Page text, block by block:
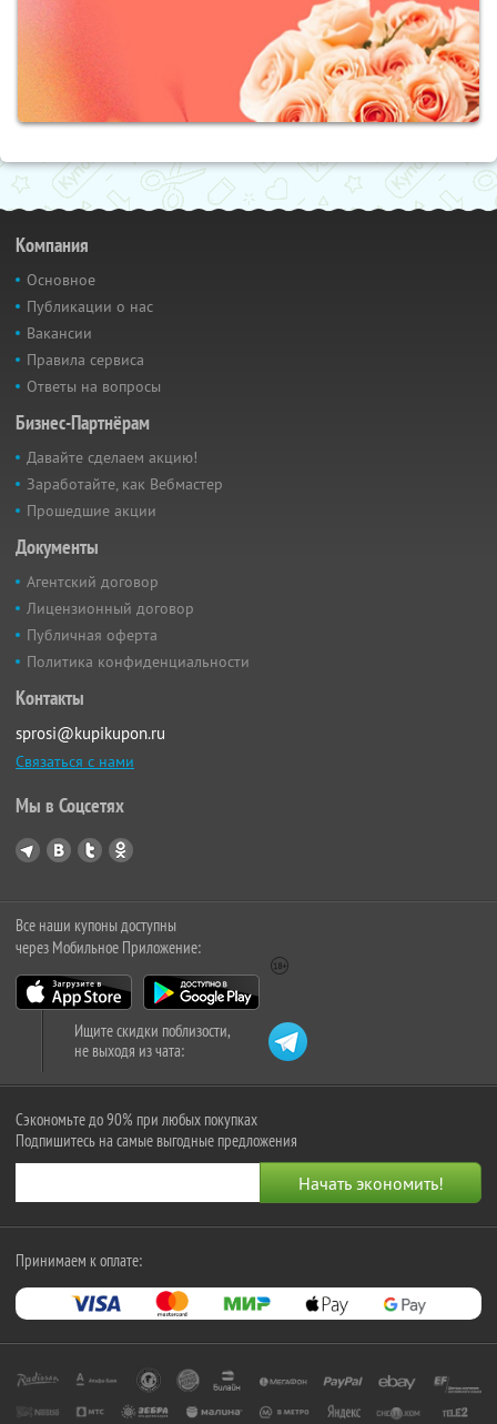
Компания
Основное
Публикации о нас
Вакансии
Правила сервиса
Ответы на вопросы
Бизнес-Партнёрам
Давайте сделаем акцию!
Заработайте, как Вебмастер
Прошедшие акции
Документы
Агентский договор
Лицензионный договор
Публичная оферта
Политика конфиденциальности
Контакты
sprosi@kupikupon.ru
Связаться с нами
Мы в Соцсетях
Все наши купоны доступны
через Мобильное Приложение:
Ищите скидки поблизости,
не выходя из чата:
Сэкономьте до 90% при любых покупках
Подпишитесь на самые выгодные предложения
Принимаем к оплате: